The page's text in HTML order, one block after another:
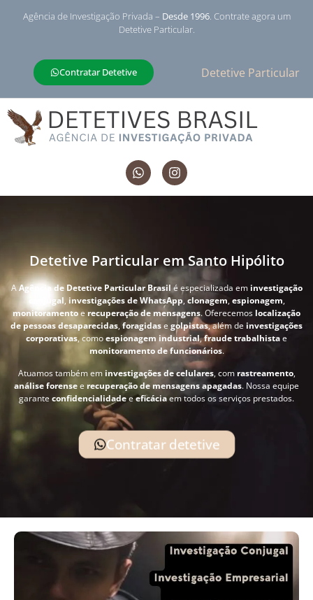
Agência de Investigação Privada – Desde 1996. Contrate agora um
Detetive Particular.
Contratar Detetive Detetive Particular
Detetive Particular em Santo Hipólito
AAgência de Detetive Particular Brasil é especializada em investigação
conjugal, investigações de WhatsApp, clonagem,espionagem,
monitoramentoe recuperação de mensagens. Oferecemos localização
de pessoas desaparecidas, foragidase golpistas, além de investigações
corporativas, comoespionagem industrial,fraude trabalhistae
monitoramento de funcionários.
Atuamos também em investigações de celulares, com rastreamento,
análise forensee recuperação de mensagens apagadas. Nossa equipe
garante confidencialidadeeeficáciaem todos os serviços prestados.
Contratar detetive